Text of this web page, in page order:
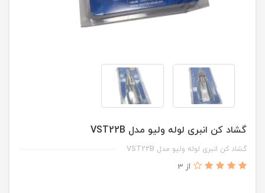
گشاد کن انبری لوله ولیو مدل VST22B
گشاد کن انبری لوله ولیو مدل VST22B
از 3